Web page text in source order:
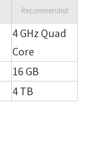
Recommended
4 GHz Quad
Core
16 GB
4 TB